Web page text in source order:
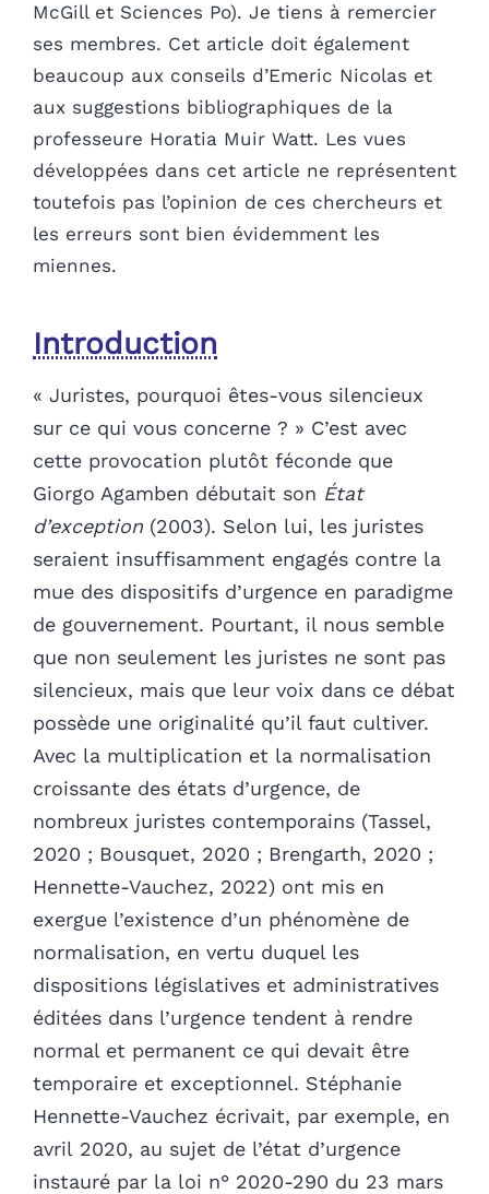
McGill et Sciences Po). Je tiens à remercier
ses membres. Cet article doit également
beaucoup aux conseils d’Emeric Nicolas et
aux suggestions bibliographiques de la
professeure Horatia Muir Watt. Les vues
développées dans cet article ne représentent
toutefois pas l’opinion de ces chercheurs et
les erreurs sont bien évidemment les
miennes.
Introduction
« Juristes, pourquoi êtes-vous silencieux
sur ce qui vous concerne ? » C’est avec
cette provocation plutôt féconde que
Giorgo Agamben débutait son État
d’exception (2003). Selon lui, les juristes
seraient insuffisamment engagés contre la
mue des dispositifs d’urgence en paradigme
de gouvernement. Pourtant, il nous semble
que non seulement les juristes ne sont pas
silencieux, mais que leur voix dans ce débat
possède une originalité qu’il faut cultiver.
Avec la multiplication et la normalisation
croissante des états d’urgence, de
nombreux juristes contemporains (Tassel,
2020 ; Bousquet, 2020 ; Brengarth, 2020 ;
Hennette-Vauchez, 2022) ont mis en
exergue l’existence d’un phénomène de
normalisation, en vertu duquel les
dispositions législatives et administratives
éditées dans l’urgence tendent à rendre
normal et permanent ce qui devait être
temporaire et exceptionnel. Stéphanie
Hennette-Vauchez écrivait, par exemple, en
avril 2020, au sujet de l’état d’urgence
instauré par la loi n° 2020-290 du 23 mars